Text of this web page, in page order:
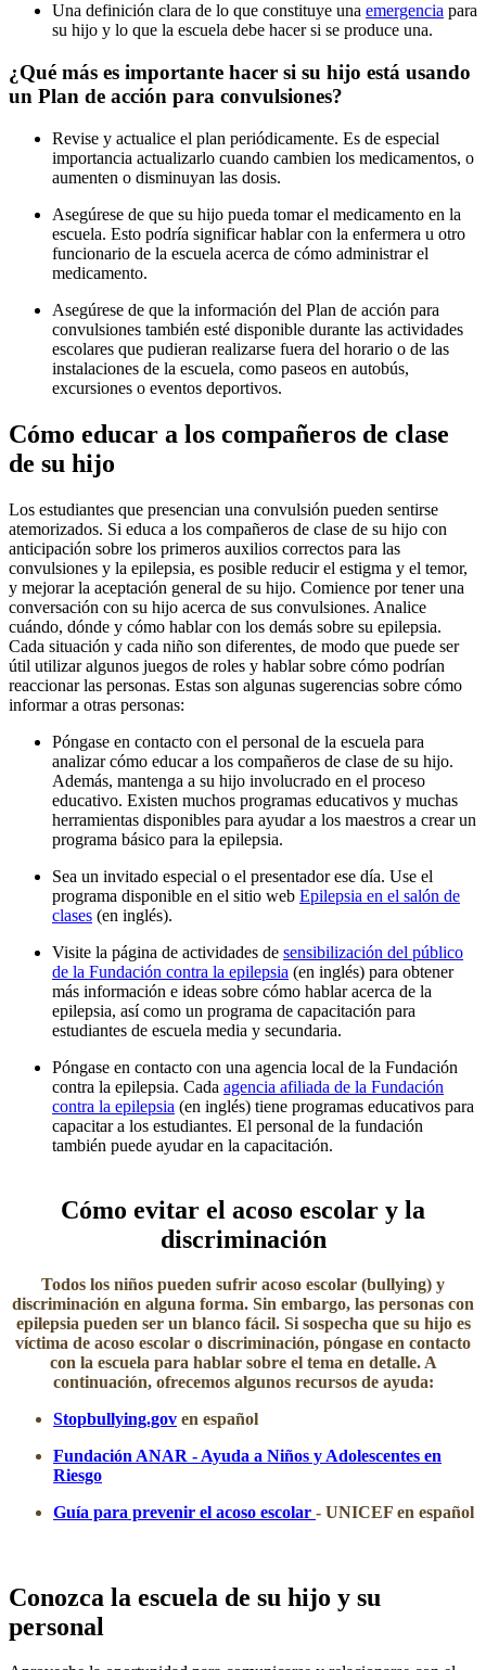
Una definición clara de lo que constituye una emergencia para
su hijo y lo que la escuela debe hacer si se produce una.
¿Qué más es importante hacer si su hijo está usando
un Plan de acción para convulsiones?
Revise y actualice el plan periódicamente. Es de especial
importancia actualizarlo cuando cambien los medicamentos, o
aumenten o disminuyan las dosis.
Asegúrese de que su hijo pueda tomar el medicamento en la
escuela. Esto podría significar hablar con la enfermera u otro
funcionario de la escuela acerca de cómo administrar el
medicamento.
Asegúrese de que la información del Plan de acción para
convulsiones también esté disponible durante las actividades
escolares que pudieran realizarse fuera del horario o de las
instalaciones de la escuela, como paseos en autobús,
excursiones o eventos deportivos.
Cómo educar a los compañeros de clase
de su hijo
Los estudiantes que presencian una convulsión pueden sentirse
atemorizados. Si educa a los compañeros de clase de su hijo con
anticipación sobre los primeros auxilios correctos para las
convulsiones y la epilepsia, es posible reducir el estigma y el temor,
y mejorar la aceptación general de su hijo. Comience por tener una
conversación con su hijo acerca de sus convulsiones. Analice
cuándo, dónde y cómo hablar con los demás sobre su epilepsia.
Cada situación y cada niño son diferentes, de modo que puede ser
útil utilizar algunos juegos de roles y hablar sobre cómo podrían
reaccionar las personas. Estas son algunas sugerencias sobre cómo
informar a otras personas:
Póngase en contacto con el personal de la escuela para
analizar cómo educar a los compañeros de clase de su hijo.
Además, mantenga a su hijo involucrado en el proceso
educativo. Existen muchos programas educativos y muchas
herramientas disponibles para ayudar a los maestros a crear un
programa básico para la epilepsia.
Sea un invitado especial o el presentador ese día. Use el
programa disponible en el sitio web Epilepsia en el salón de
clases (en inglés).
Visite la página de actividades de sensibilización del público
de la Fundación contra la epilepsia (en inglés) para obtener
más información e ideas sobre cómo hablar acerca de la
epilepsia, así como un programa de capacitación para
estudiantes de escuela media y secundaria.
Póngase en contacto con una agencia local de la Fundación
contra la epilepsia. Cada agencia afiliada de la Fundación
contra la epilepsia (en inglés) tiene programas educativos para
capacitar a los estudiantes. El personal de la fundación
también puede ayudar en la capacitación.
​Cómo evitar el acoso escolar y la
discriminación
Todos los niños pueden sufrir acoso escolar (bullying) y
discriminación en alguna forma. Sin embargo, las personas con
epilepsia pueden ser un blanco fácil. Si sospecha que su hijo es
víctima de acoso escolar o discriminación, póngase en contacto
con la escuela para hablar sobre el tema en detalle. A
continuación, ofrecemos algunos recursos de ayuda:
Stopbullying.gov en español
Fundación ANAR - Ayuda a Niños y Adolescentes en
Riesgo
Guía para prevenir el acoso escolar ​ - UNICEF​ en español
Conozca la escuela de su hijo y su
personal